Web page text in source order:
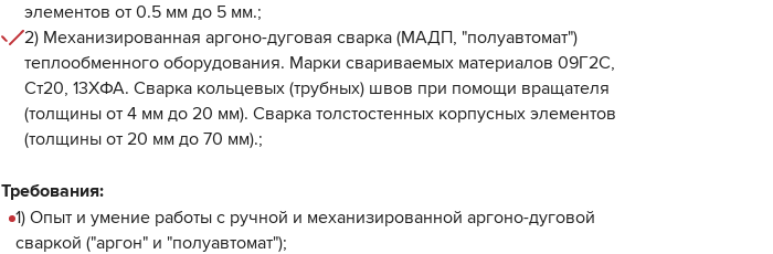
элементов от 0.5 мм до 5 мм.;
2) Механизированная аргоно-дуговая сварка (МАДП, "полуавтомат")
теплообменного оборудования. Марки свариваемых материалов 09Г2С,
Ст20, 13ХФА. Сварка кольцевых (трубных) швов при помощи вращателя
(толщины от 4 мм до 20 мм). Сварка толстостенных корпусных элементов
(толщины от 20 мм до 70 мм).;
Требования:
1) Опыт и умение работы с ручной и механизированной аргоно-дуговой
сваркой ("аргон" и "полуавтомат");